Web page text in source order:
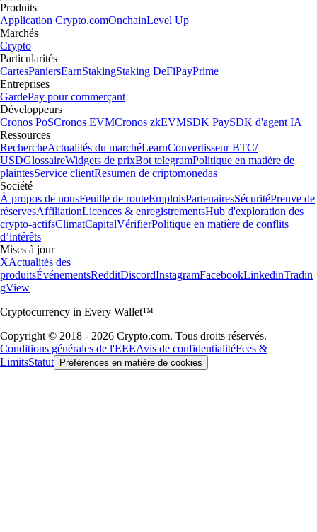
Produits
Application Crypto.comOnchainLevel Up
Marchés
Crypto
Particularités
CartesPaniersEarnStakingStaking DeFiPayPrime
Entreprises
GardePay pour commerçant
Développeurs
Cronos PoSCronos EVMCronos zkEVMSDK PaySDK d'agent IA
Ressources
RechercheActualités du marchéLearnConvertisseur BTC/
USDGlossaireWidgets de prixBot telegramPolitique en matière de
plaintesService clientResumen de criptomonedas
Société
À propos de nousFeuille de routeEmploisPartenairesSécuritéPreuve de
réservesAffiliationLicences & enregistrementsHub d'exploration des
crypto-actifsClimatCapitalVérifierPolitique en matière de conflits
d’intérêts
Mises à jour
XActualités des
produitsÉvénementsRedditDiscordInstagramFacebookLinkedinTradin
gView
Cryptocurrency in Every Wallet™
Copyright © 2018 - 2026 Crypto.com. Tous droits réservés.
Conditions générales de l'EEEAvis de confidentialitéFees &
LimitsStatut Préférences en matière de cookies